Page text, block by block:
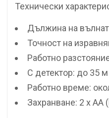
Технически
Дължина на
Точност на
Работно
С детектор: до 35 м
Работно време:
Захранване: 2 x AA